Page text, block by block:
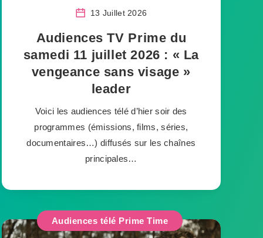
13 Juillet 2026
Audiences TV Prime du
samedi 11 juillet 2026 : « La
vengeance sans visage »
leader
Voici les audiences télé d’hier soir des
programmes (émissions, films, séries,
documentaires…) diffusés sur les chaînes
principales…
Audiences télé Prime Time